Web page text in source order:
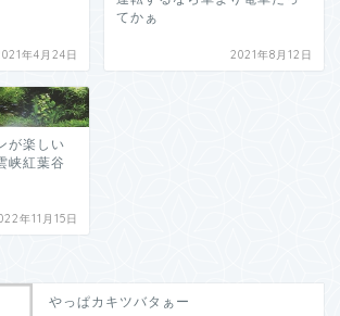
年4月24日
てかぁ
2021年8月12日
が楽しい
峡紅葉谷
年11月15日
やっぱカキツバタぁー